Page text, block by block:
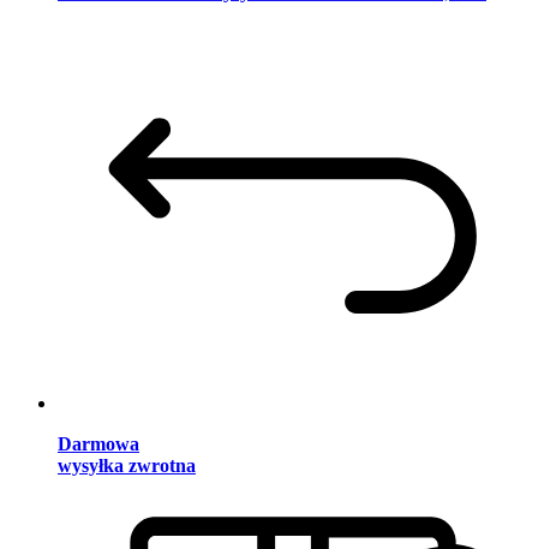
Darmowa
wysyłka zwrotna